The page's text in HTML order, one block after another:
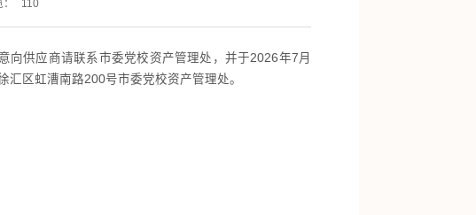
110
向供应商请联系市委党校资产管理处，并于2026年7月
区虹漕南路200号市委党校资产管理处。